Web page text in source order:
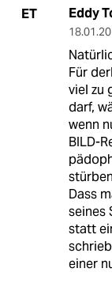
ET Eddy
Für
viel zu
darf,
wenn
BILD-
Dass
seines
statt
einer